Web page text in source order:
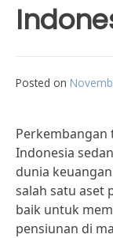
Posted on
Perkembangan
Indonesia
dunia
salah satu aset
baik untuk
pensiunan di